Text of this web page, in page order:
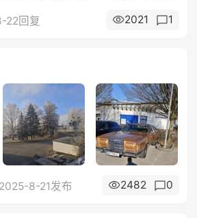
22回复 2021 1
2025-8-21发布 2482 0